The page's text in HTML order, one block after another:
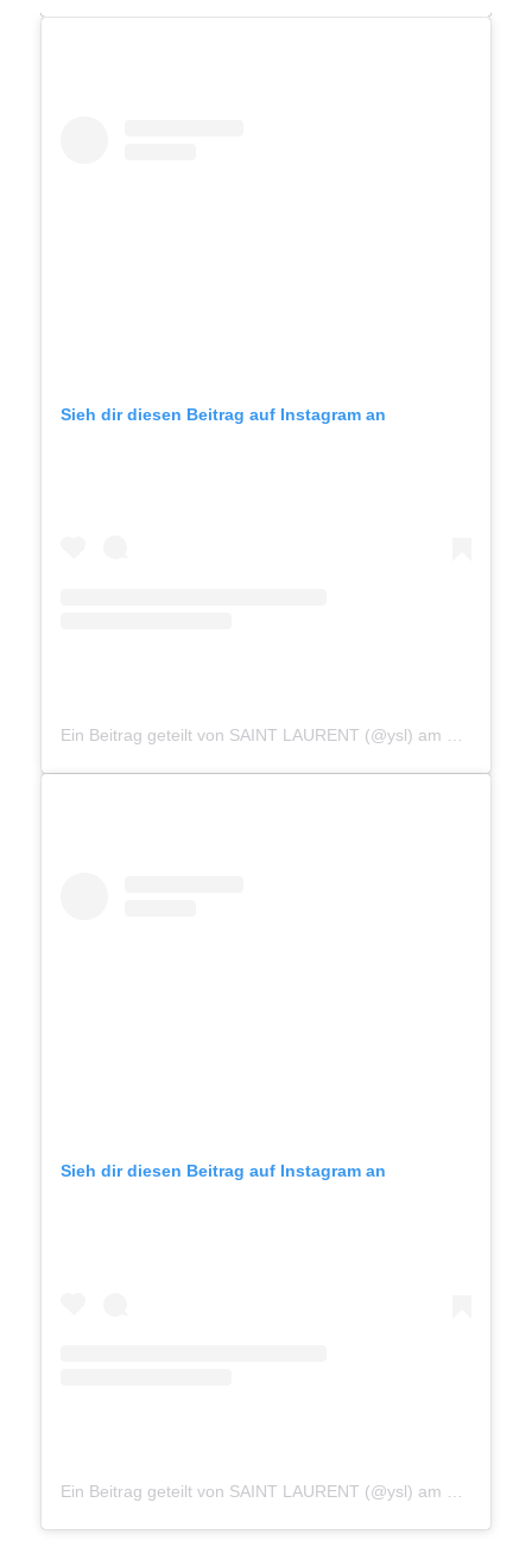
Sieh dir diesen Beitrag auf Instagram an
Ein Beitrag geteilt von SAINT LAURENT (@ysl) am
Sieh dir diesen Beitrag auf Instagram an
Ein Beitrag geteilt von SAINT LAURENT (@ysl) am Okt 3,